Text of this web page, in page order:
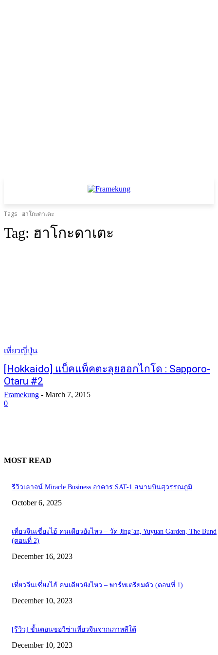
Tags ฮาโกะดาเตะ
Tag: ฮาโกะดาเตะ
เที่ยวญี่ปุ่น
[Hokkaido] แบ็คแพ็คตะลุยฮอกไกโด : Sapporo-
Otaru #2
Framekung - March 7, 2015
0
MOST READ
รีวิวเลาจน์ Miracle Business อาคาร SAT-1 สนามบินสุวรรณภูมิ
October 6, 2025
เที่ยวจีนเซี่ยงไฮ้ คนเดียวยังไหว – วัด Jing’an, Yuyuan Garden, The Bund
(ตอนที่ 2)
December 16, 2023
เที่ยวจีนเซี่ยงไฮ้ คนเดียวยังไหว – พาร์ทเตรียมตัว (ตอนที่ 1)
December 10, 2023
[รีวิว] ขั้นตอนขอวีซ่าเที่ยวจีนจากเกาหลีใต้
December 10, 2023